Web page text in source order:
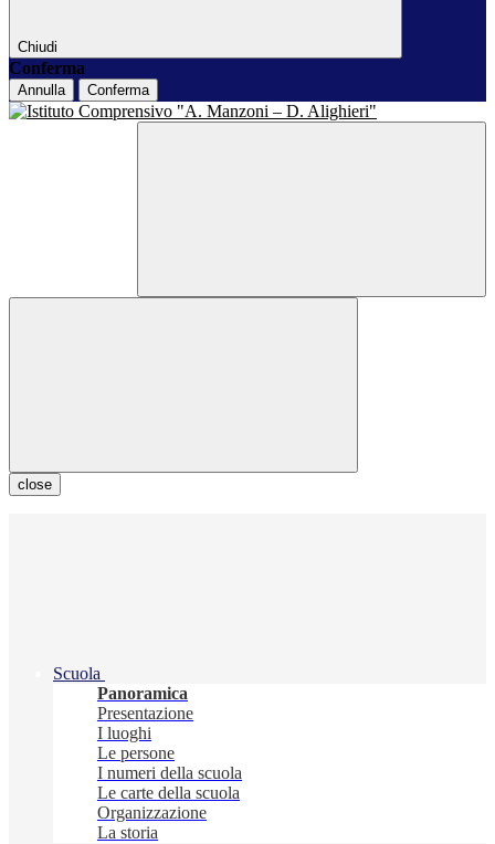
Chiudi
Conferma
Annulla Conferma
close
Scuola
Panoramica
Presentazione
I luoghi
Le persone
I numeri della scuola
Le carte della scuola
Organizzazione
La storia